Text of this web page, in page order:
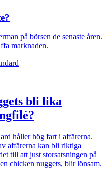
på börsen de senaste åren.
marknaden.
bli lika
håller hög fart i affärerna.
affärerna kan bli riktiga
till att just storsatsningen på
chicken nuggets, blir lönsam.